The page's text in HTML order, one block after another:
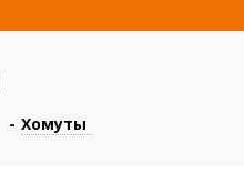
- Хомуты